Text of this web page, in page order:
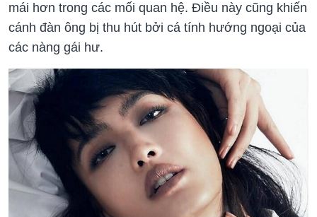
mái hơn trong các mối quan hệ. Điều này cũng khiến
cánh đàn ông bị thu hút bởi cá tính hướng ngoại của
các nàng gái hư.